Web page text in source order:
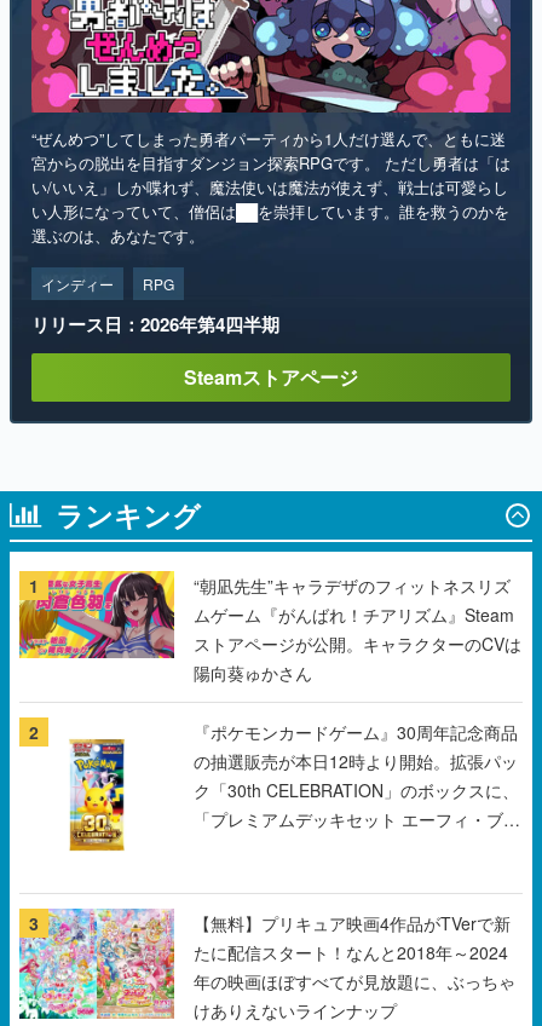
“ぜんめつ”してしまった勇者パーティから1人だけ選んで、ともに迷
宮からの脱出を目指すダンジョン探索RPGです。 ただし勇者は「は
い/いいえ」しか喋れず、魔法使いは魔法が使えず、戦士は可愛らし
い人形になっていて、僧侶は██を崇拝しています。誰を救うのかを
選ぶのは、あなたです。
インディー RPG
リリース日：2026年第4四半期
Steamストアページ
ランキング
1
“朝凪先生”キャラデザのフィットネスリズ
ムゲーム『がんばれ！チアリズム』Steam
ストアページが公開。キャラクターのCVは
陽向葵ゅかさん
2
『ポケモンカードゲーム』30周年記念商品
の抽選販売が本日12時より開始。拡張パッ
ク「30th CELEBRATION」のボックスに、
「プレミアムデッキセット エーフィ・ブラ
3
【無料】プリキュア映画4作品がTVerで新
たに配信スタート！なんと2018年～2024
年の映画ほぼすべてが見放題に、ぶっちゃ
けありえないラインナップ